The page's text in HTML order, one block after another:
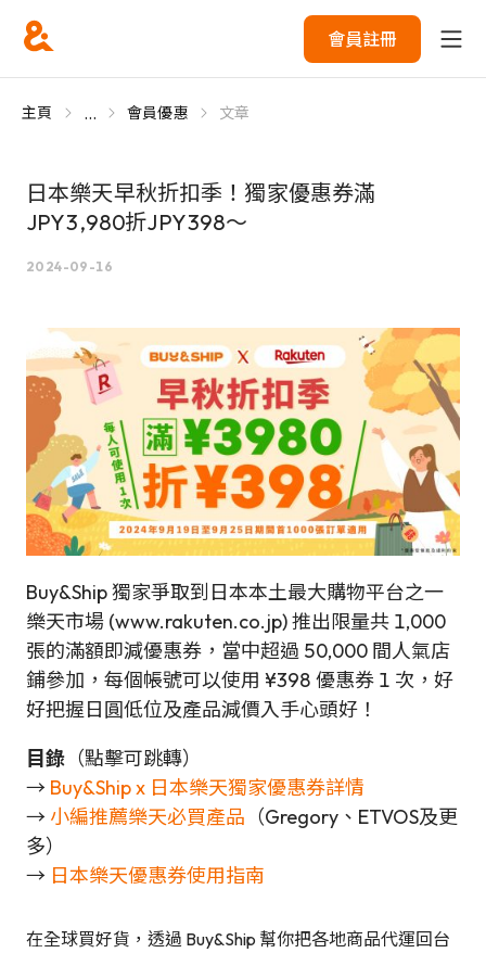
會員註冊
主頁 ... 會員優惠 文章
日本樂天早秋折扣季！獨家優惠券滿
JPY3,980折JPY398～
2024-09-16
Buy&Ship 獨家爭取到日本本土最大購物平台之一
樂天市場 (www.rakuten.co.jp) 推出限量共 1,000
張的滿額即減優惠券，當中超過 50,000 間人氣店
鋪參加，每個帳號可以使用 ¥398 優惠券 1 次，好
好把握日圓低位及產品減價入手心頭好！
目錄 （點擊可跳轉）
→ Buy&Ship x 日本樂天獨家優惠券詳情
→ 小編推薦樂天必買產品 （Gregory、ETVOS及更
多）
→ 日本樂天優惠券使用指南
在全球買好貨，透過 Buy&Ship 幫你把各地商品代運回台